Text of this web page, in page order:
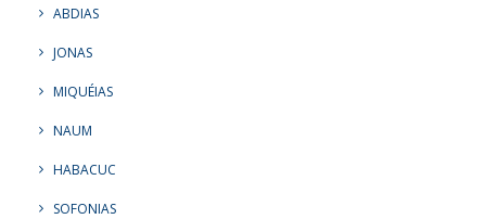
ABDIAS
JONAS
MIQUÉIAS
NAUM
HABACUC
SOFONIAS